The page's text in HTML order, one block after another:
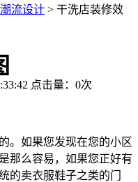
潮流设计 > 干洗店装修效
点击量： 0次
。如果您发现在您的小区
那么容易，如果您正好有
的卖衣服鞋子之类的门